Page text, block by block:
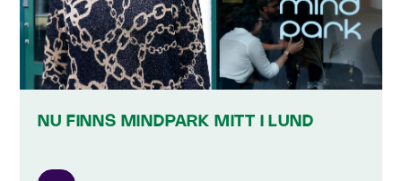
NU FINNS MINDPARK MITT I LUND